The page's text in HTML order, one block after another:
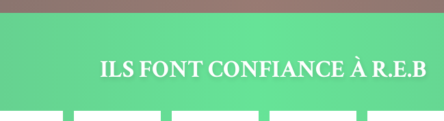
ILS FONT CONFIANCE À R.E.B